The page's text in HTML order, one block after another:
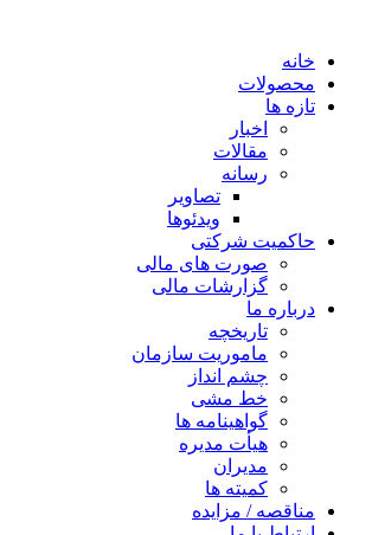
خانه
محصولات
تازه ها
اخبار
مقالات
رسانه
تصاویر
ویدئوها
حاکمیت شرکتی
صورت های مالی
گزارشات مالی
درباره ما
تاریخچه
ماموریت سازمان
چشم انداز
خط مشی
گواهینامه ها
هیأت مدیره
مدیران
کمیته ها
مناقصه / مزایده